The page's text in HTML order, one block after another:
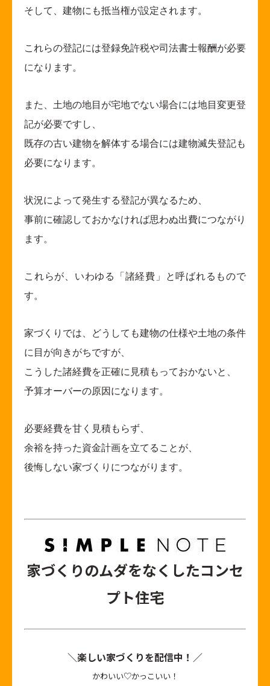
そして、建物にも抵当権が設定されます。
これらの登記には登録免許税や司法書士報酬が必要
になります。
また、土地の地目が宅地でない場合には地目変更登
記が必要ですし、
既存の古い建物を解体する場合には建物滅失登記も
必要になります。
状況によって発生する登記が異なるため、
事前に確認しておかなければ思わぬ出費につながり
ます。
これらが、いわゆる「諸経費」と呼ばれるもので
す。
家づくりでは、どうしても建物の仕様や土地の条件
に目が向きがちですが、
こうした諸経費を正確に見積もっておかないと、
予算オーバーの原因になります。
必要経費を甘く見積もらず、
余裕を持った資金計画を立てることが、
後悔しない家づくりにつながります。
家づくりのムダをなくしたコンセ
プト住宅
＼楽しい家づくりを配信中！／
かわいい♡かっこいい！